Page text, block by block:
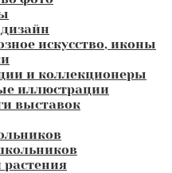
искусство, иконы
и коллекционеры
иллюстрации
выставок